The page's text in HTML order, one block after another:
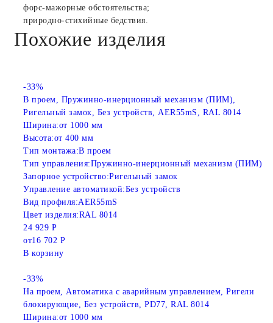
форс-мажорные обстоятельства;
природно-стихийные бедствия.
Похожие изделия
-33%
В проем, Пружинно-инерционный механизм (ПИМ),
Ригельный замок, Без устройств, AER55mS, RAL 8014
Ширина:от 1000 мм
Высота:от 400 мм
Тип монтажа:В проем
Тип управления:Пружинно-инерционный механизм (ПИМ)
Запорное устройство:Ригельный замок
Управление автоматикой:Без устройств
Вид профиля:AER55mS
Цвет изделия:RAL 8014
24 929 Р
от16 702 Р
В корзину
-33%
На проем, Автоматика с аварийным управлением, Ригели
блокирующие, Без устройств, PD77, RAL 8014
Ширина:от 1000 мм